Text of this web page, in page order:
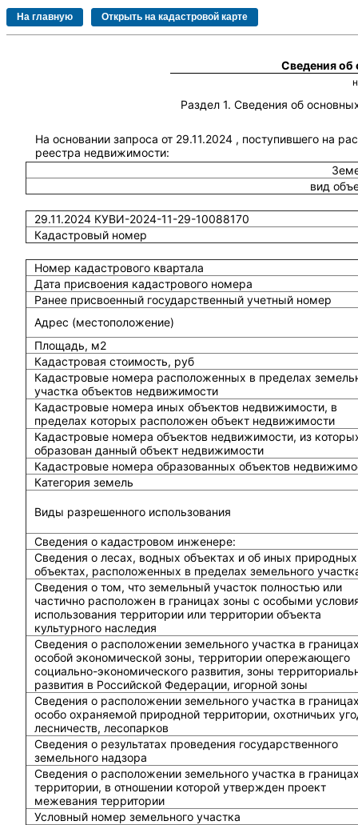
Сведения
Раздел 1. Сведения об
На основании запроса от 29.11.2024 , поступившего на
реестра недвижимости:
вид
29.11.2024 КУВИ-2024-11-29-10088170
Кадастровый номер
Номер кадастрового квартала
Дата присвоения кадастрового номера
Ранее присвоенный государственный учетный номер
Адрес (местоположение)
Площадь, м2
Кадастровая стоимость, руб
Кадастровые номера расположенных в пределах
участка объектов недвижимости
Кадастровые номера иных объектов недвижимости, в
пределах которых расположен объект недвижимости
Кадастровые номера объектов недвижимости, из
образован данный объект недвижимости
Кадастровые номера образованных объектов
Категория земель
Виды разрешенного использования
Сведения о кадастровом инженере:
Cведения о лесах, водных объектах и об иных природных
объектах, расположенных в пределах земельного
Сведения о том, что земельный участок полностью или
частично расположен в границах зоны с особыми
использования территории или территории объекта
культурного наследия
Сведения о расположении земельного участка в
особой экономической зоны, территории опережающего
социально-экономического развития, зоны
развития в Российской Федерации, игорной зоны
Сведения о расположении земельного участка в
особо охраняемой природной территории, охотничьих
лесничеств, лесопарков
Сведения о результатах проведения государственного
земельного надзора
Сведения о расположении земельного участка в
территории, в отношении которой утвержден проект
межевания территории
Условный номер земельного участка